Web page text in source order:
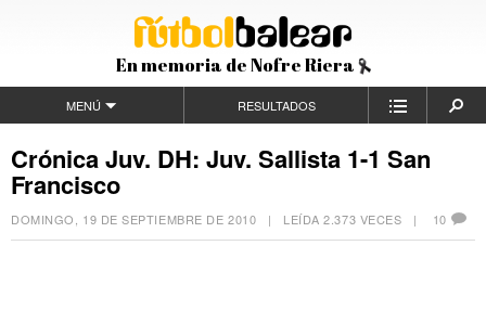
En memoria de Nofre Riera
MENÚ RESULTADOS
Crónica Juv. DH: Juv. Sallista 1-1 San
Francisco
DOMINGO, 19 DE SEPTIEMBRE DE 2010 | LEÍDA 2.373 VECES | 10